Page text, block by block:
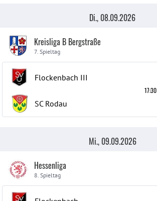
Di., 08.09.2026
Kreisliga B Bergstraße
7. Spieltag
Flockenbach III
SC Rodau
17:30
Mi., 09.09.2026
Hessenliga
8. Spieltag